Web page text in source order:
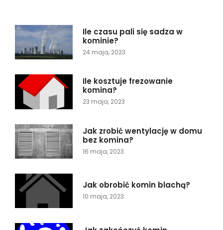
Ile czasu pali się sadza w
kominie?
24 maja, 2023
Ile kosztuje frezowanie
komina?
23 maja, 2023
Jak zrobić wentylację w domu
bez komina?
16 maja, 2023
Jak obrobić komin blachą?
10 maja, 2023